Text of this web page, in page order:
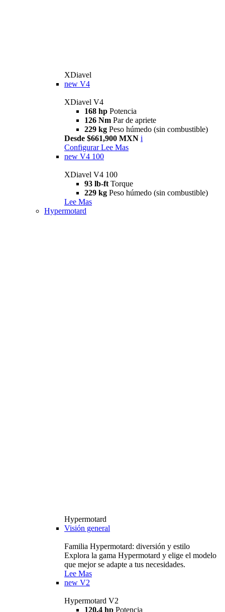
XDiavel
new V4
XDiavel V4
168 hp Potencia
126 Nm Par de apriete
229 kg Peso húmedo (sin combustible)
Desde $661,900 MXN i
Configurar Lee Mas
new V4 100
XDiavel V4 100
93 lb-ft Torque
229 kg Peso húmedo (sin combustible)
Lee Mas
Hypermotard
Hypermotard
Visión general
Familia Hypermotard: diversión y estilo
Explora la gama Hypermotard y elige el modelo
que mejor se adapte a tus necesidades.
Lee Mas
new V2
Hypermotard V2
120,4 hp Potencia